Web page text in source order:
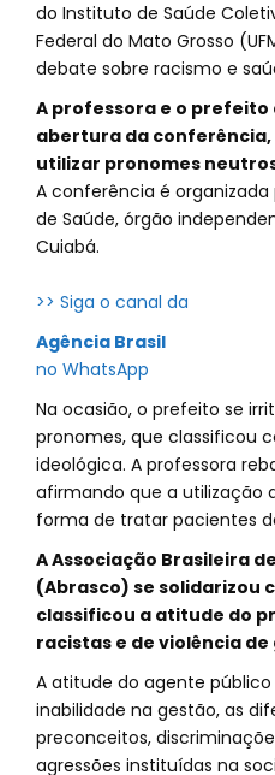
do Instituto de Saúde
Federal do Mato Grosso
debate sobre racismo e
A professora e o
abertura da
utilizar pronomes
A conferência é organizada
de Saúde, órgão
Cuiabá.
>> Siga o canal da
Agência Brasil
no WhatsApp
Na ocasião, o prefeito se
pronomes, que classificou
ideológica. A professora
afirmando que a utilização
forma de tratar pacientes
A Associação Brasileira
(Abrasco) se solidarizou
classificou a atitude do
racistas e de violência de
A atitude do agente
inabilidade na gestão, as
preconceitos,
agressões instituídas na